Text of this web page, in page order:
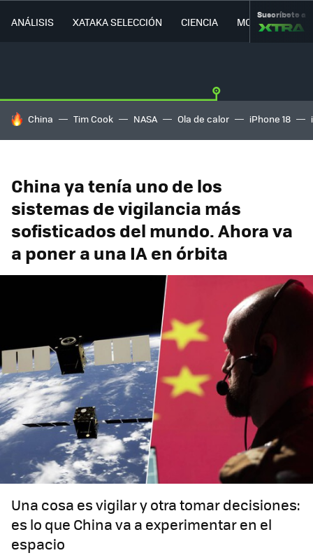
ANÁLISIS XATAKA SELECCIÓN CIENCIA MOVILIDAD
Suscríbete a
HOY SE HABLA DE
China Tim Cook NASA Ola de calor iPhone 18
China ya tenía uno de los
sistemas de vigilancia más
sofisticados del mundo. Ahora va
a poner a una IA en órbita
Una cosa es vigilar y otra tomar decisiones:
es lo que China va a experimentar en el
espacio